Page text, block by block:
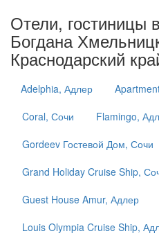
Отели, гостиницы
Богдана
Краснодарский
Adelphia, Адлер
Coral, Сочи
Flamingo,
Gordeev Гостевой Дом, Сочи
Grand Holiday Cruise Ship,
Guest House Amur, Адлер
Louis Olympia Cruise Ship,